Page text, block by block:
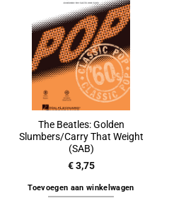
The Beatles: Golden
Slumbers/Carry That Weight
(SAB)
€3,75
Toevoegen aan winkelwagen